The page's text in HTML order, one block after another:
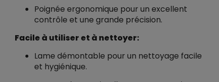
Poignée ergonomique pour un excellent
contrôle et une grande précision.
Facile à utiliser et à nettoyer:
Lame démontable pour un nettoyage facile
et hygiénique.